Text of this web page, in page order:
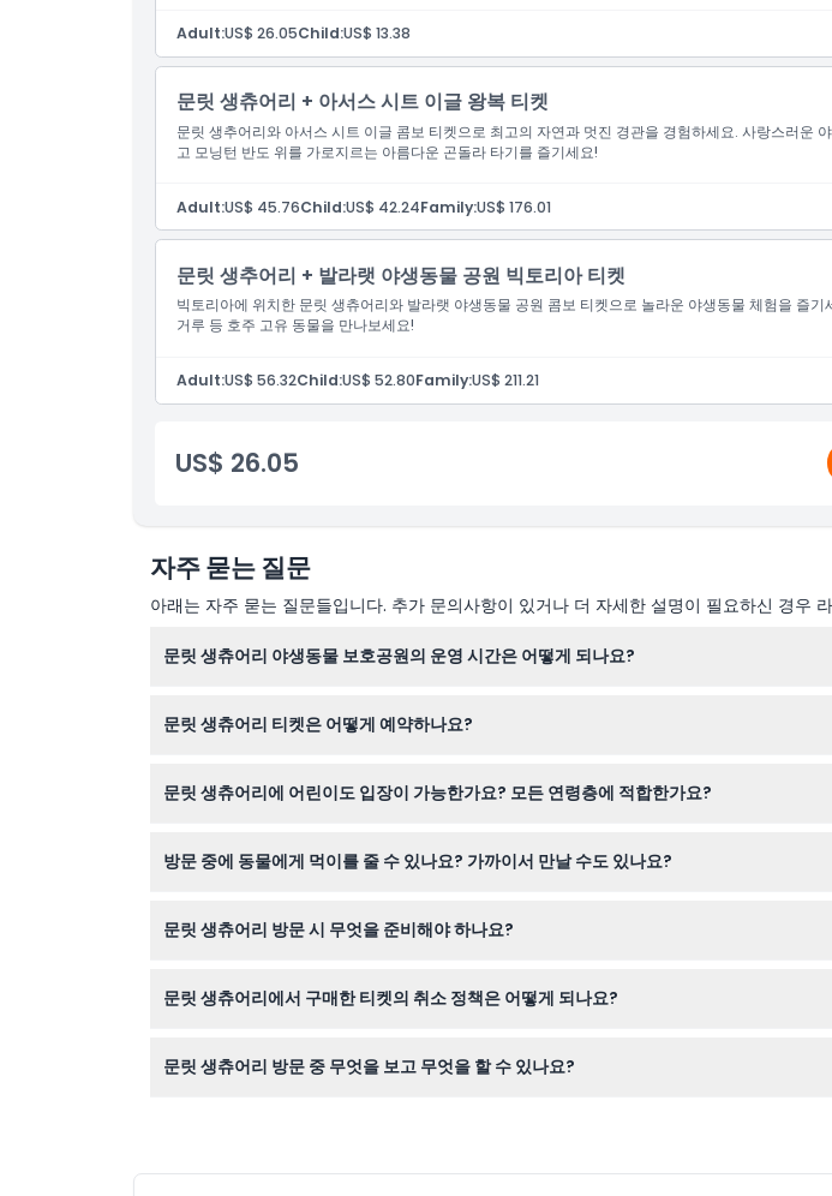
70종 이상의 호주 토종 동물 접근권
Adult:US$ 26.05Child:US$ 13.38
문릿 생츄어리 + 아서스 시트 이글 왕복 티켓
문릿 생추어리와 아서스 시트 이글 콤보 티켓으로 최고의 자연과 멋진 경관을 경험하세요. 사랑스러운
고 모닝턴 반도 위를 가로지르는 아름다운 곤돌라 타기를 즐기세요!
Adult:US$ 45.76Child:US$ 42.24Family:US$ 176.01
문릿 생추어리 + 발라랫 야생동물 공원 빅토리아 티켓
빅토리아에 위치한 문릿 생츄어리와 발라랫 야생동물 공원 콤보 티켓으로 놀라운 야생동물 체험을 즐기
거루 등 호주 고유 동물을 만나보세요!
Adult:US$ 56.32Child:US$ 52.80Family:US$ 211.21
US$ 26.05
자주 묻는 질문
아래는 자주 묻는 질문들입니다. 추가 문의사항이 있거나 더 자세한 설명이 필요하신 경
문릿 생츄어리 야생동물 보호공원의 운영 시간은 어떻게 되나요?
문릿 생츄어리 티켓은 어떻게 예약하나요?
문릿 생츄어리에 어린이도 입장이 가능한가요? 모든 연령층에 적합한가요?
방문 중에 동물에게 먹이를 줄 수 있나요? 가까이서 만날 수도 있나요?
는 추가 비용입니다.
문릿 생츄어리 방문 시 무엇을 준비해야 하나요?
문릿 생츄어리에서 구매한 티켓의 취소 정책은 어떻게 되나요?
문릿 생츄어리 방문 중 무엇을 보고 무엇을 할 수 있나요?